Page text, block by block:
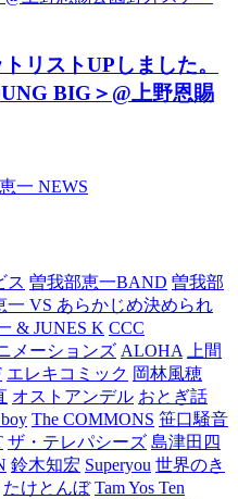
リストUPしました。
BIG＞@上野恩賜
一 NEWS
ス 曽我部恵一BAND 曽我部
一 VS あらかじめ決められ
& JUNES K CCC
メーションズ ALOHA
上間
エレキコミック 岡林風穂
オストアンデル おとぎ話
The COMMONS 笹口騒音
ザ・テレパシーズ 島津田四
鈴木知宏 Superyou 世界のき
たけとんぼ Tam Yos Ten